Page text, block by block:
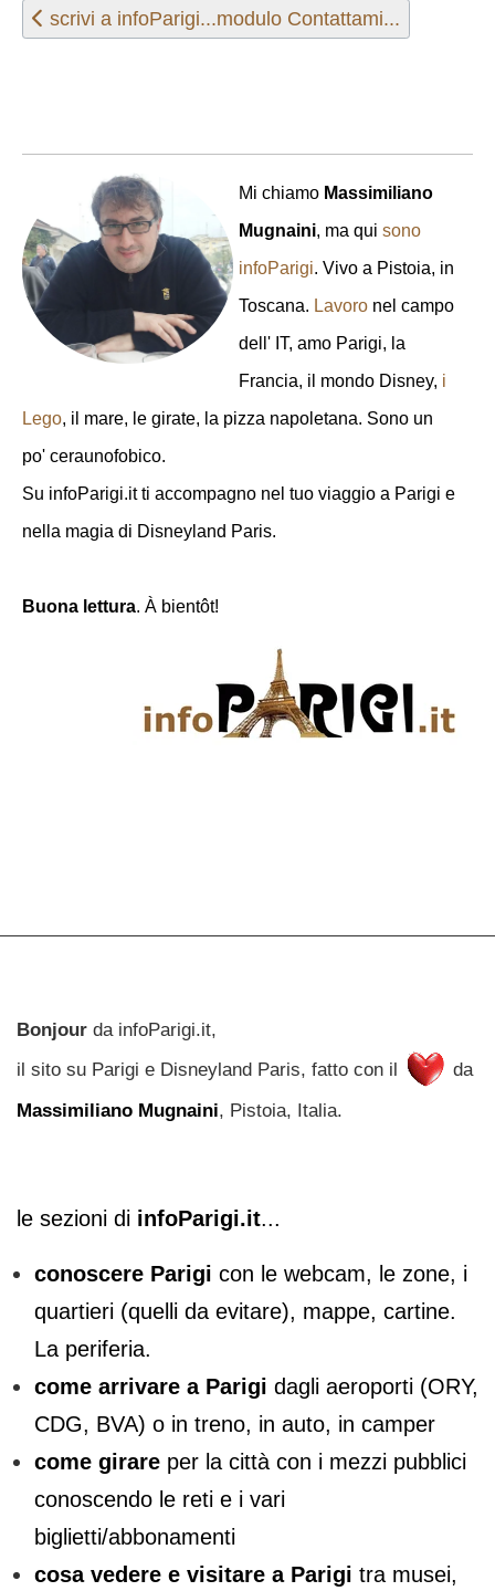
Articolo precedente: scrivi a infoParigi...modulo
scrivi a infoParigi...modulo Contattami...
Mi chiamo Massimiliano
Mugnaini, ma qui sono
infoParigi. Vivo a Pistoia, in
Toscana. Lavoro nel campo
dell' IT, amo Parigi, la
Francia, il mondo Disney, i
Lego, il mare, le girate, la pizza napoletana. Sono un
po' ceraunofobico.
Su infoParigi.it ti accompagno nel tuo viaggio a Parigi e
nella magia di Disneyland Paris.
Buona lettura. À bientôt!
Bonjour da infoParigi.it,
il sito su Parigi e Disneyland Paris, fatto con il
da
Massimiliano Mugnaini, Pistoia, Italia.
le sezioni di infoParigi.it...
conoscere Parigi con le webcam, le zone, i
quartieri (quelli da evitare), mappe, cartine.
La periferia.
come arrivare a Parigi dagli aeroporti (ORY,
CDG, BVA) o in treno, in auto, in camper
come girare per la città con i mezzi pubblici
conoscendo le reti e i vari
biglietti/abbonamenti
cosa vedere e visitare a Parigi tra musei,